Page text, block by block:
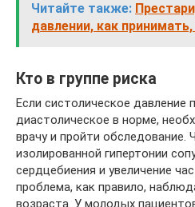
Читайте также:
давлении, как
Кто в группе риска
Если систолическое давление
диастолическое в норме,
врачу и пройти обследование.
изолированной гипертонии
сердцебиения и увеличение
проблема, как правило,
возраста. У молодых